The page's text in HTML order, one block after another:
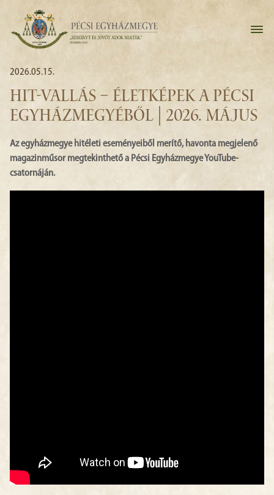
2026.05.15.
HIT-VALLÁS – ÉLETKÉPEK A PÉCSI
EGYHÁZMEGYÉBŐL | 2026. MÁJUS
Az egyházmegye hitéleti eseményeiből merítő, havonta megjelenő
magazinműsor megtekinthető a Pécsi Egyházmegye YouTube-
csatornáján.